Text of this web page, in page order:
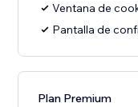
Ventana de
Pantalla de
Plan Premium